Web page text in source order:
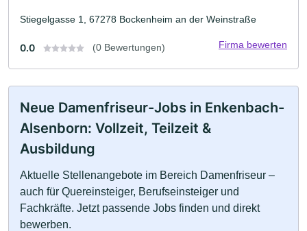
Stiegelgasse 1, 67278 Bockenheim an der Weinstraße
0.0 (0 Bewertungen) Firma bewerten
Neue Damenfriseur-Jobs in Enkenbach-
Alsenborn: Vollzeit, Teilzeit &
Ausbildung
Aktuelle Stellenangebote im Bereich Damenfriseur –
auch für Quereinsteiger, Berufseinsteiger und
Fachkräfte. Jetzt passende Jobs finden und direkt
bewerben.